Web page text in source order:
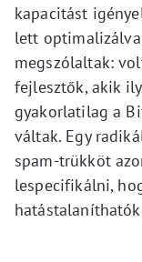
kapacitást
lett
megszólaltak:
fejlesztők, akik
gyakorlatilag a
váltak. Egy
spam-trükköt
lespecifikálni,